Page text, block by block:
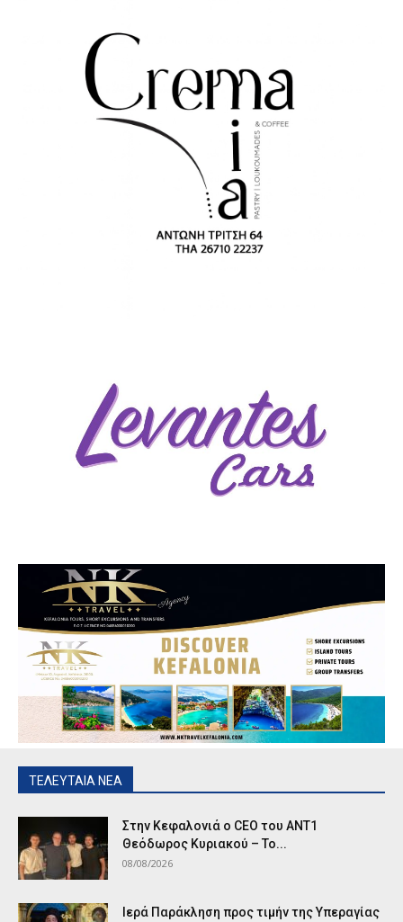
ΤΕΛΕΥΤΑΙΑ ΝΕΑ
Στην Κεφαλονιά ο CEO του ANT1
Θεόδωρος Κυριακού – Το...
08/08/2026
Ιερά Παράκληση προς τιμήν της Υπεραγίας